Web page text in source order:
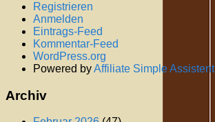
Registrieren
Anmelden
Eintrags-Feed
Kommentar-Feed
WordPress.org
Powered byAffiliate Simple Assistent
Archiv